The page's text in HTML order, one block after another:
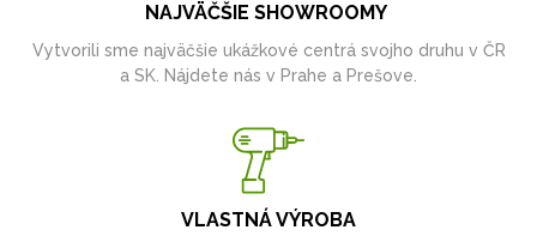
NAJVÄČŠIE SHOWROOMY
Vytvorili sme najväčšie ukážkové centrá svojho druhu v ČR
a SK. Nájdete nás v Prahe a Prešove.
VLASTNÁ VÝROBA